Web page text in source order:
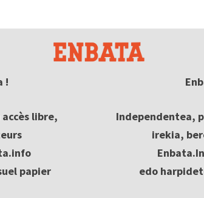
!
libre,
papier
Independentea,
irekia,
edo